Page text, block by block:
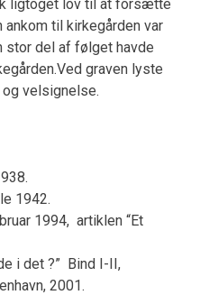
ligtoget lov til at forsætte
ankom til kirkegården var
stor del af følget havde
graven lyste
velsignelse.
1942.
1994, artiklen “Et
i det ?” Bind I-II,
2001.